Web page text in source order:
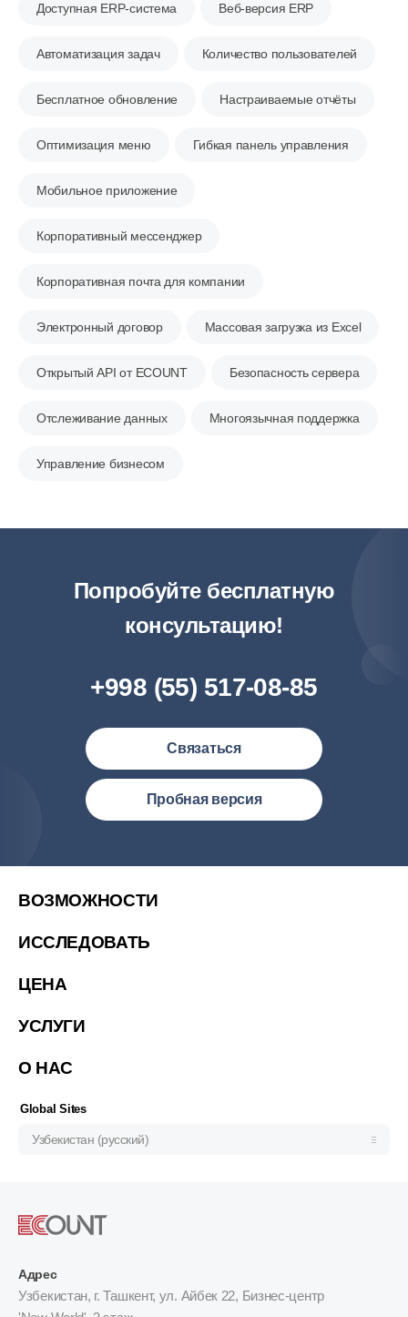
Доступная ERP-система Веб-версия ERP
Автоматизация задач Количество пользователей
Бесплатное обновление Настраиваемые отчёты
Оптимизация меню Гибкая панель управления
Мобильное приложение
Корпоративный мессенджер
Корпоративная почта для компании
Электронный договор Массовая загрузка из Excel
Открытый API от ECOUNT Безопасность сервера
Отслеживание данных Многоязычная поддержка
Управление бизнесом
Попробуйте бесплатную
консультацию!
+998 (55) 517-08-85
Связаться
Пробная версия
ВОЗМОЖНОСТИ
ИССЛЕДОВАТЬ
ЦЕНА
УСЛУГИ
О НАС
Global Sites
Узбекистан (русский)
Узбекистан (русский)
繁體中文
繁體中文(香港)
Indonesia (Bahasa Indonesia)
ประเทศไทย (ไทย)
Адрес
Узбекистан, г. Ташкент, ул. Айбек 22, Бизнес-центр